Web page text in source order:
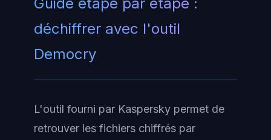
déchiffrer avec l'outil
Democry
L'outil fourni par Kaspersky permet de
retrouver les fichiers chiffrés par